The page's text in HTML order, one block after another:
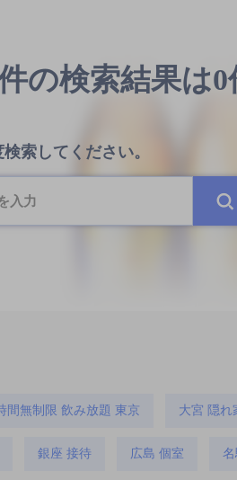
の検索結果は0
索してください。
間無制限 飲み放題 東京 大宮 隠れ
銀座 接待 広島 個室